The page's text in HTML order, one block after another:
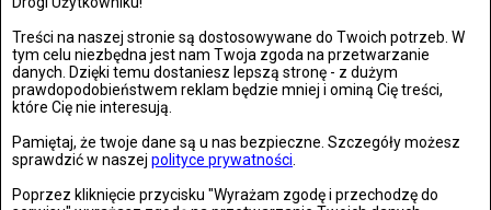
Treści na naszej stronie są dostosowywane do Twoich potrzeb. W
tym celu niezbędna jest nam Twoja zgoda na przetwarzanie
danych. Dzięki temu dostaniesz lepszą stronę - z dużym
prawdopodobieństwem reklam będzie mniej i ominą Cię treści,
które Cię nie interesują.
Pamiętaj, że twoje dane są u nas bezpieczne. Szczegóły możesz
sprawdzić w naszej polityce prywatności
Poprzez kliknięcie przycisku "Wyrażam zgodę i przechodzę do
Wrocław: Romeo i Julia - próba prasowa we wrocławskim
Teatrze Capitol